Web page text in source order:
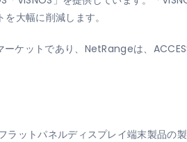
大幅に削減します。
ケットであり、NetRangeは、
ットパネルディスプレイ端末製品の